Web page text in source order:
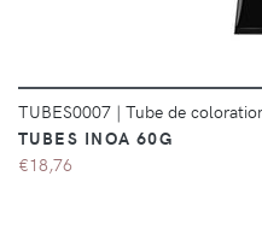
TUBES0007 | Tube de
TUBES INOA 60G
€18,76